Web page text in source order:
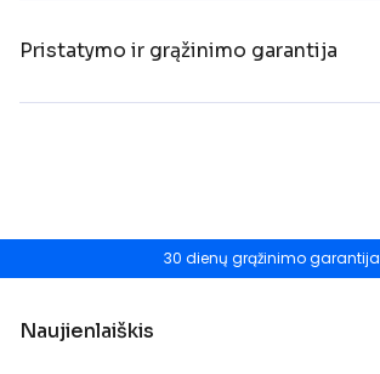
Pristatymo ir grąžinimo garantija
30 dienų grąžinimo garantija
Naujienlaiškis